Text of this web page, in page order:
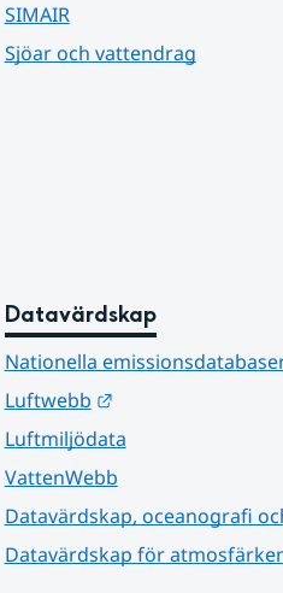
SIMAIR
Sjöar och vattendrag
Datavärdskap
Nationella
Luftwebb
Länk till annan
Luftmiljödata
VattenWebb
Datavärdskap, oceanografi
Datavärdskap för